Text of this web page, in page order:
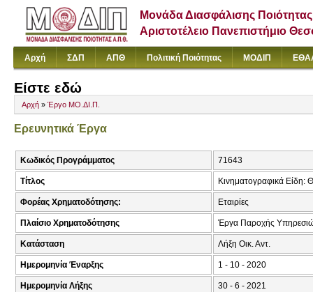
Μονάδα Διασφάλισης Ποιότητας
Αριστοτέλειο Πανεπιστήμιο
Αρχή ΣΔΠ ΑΠΘ Πολιτική Ποιότητας ΜΟΔΙΠ
Είστε εδώ
Αρχή » Έργο ΜΟ.ΔΙ.Π.
Ερευνητικά Έργα
Κωδικός Προγράμματος 71643
Τίτλος Κινηματογραφικά Είδη:
Φορέας Χρηματοδότησης: Εταιρίες
Πλαίσιο Χρηματοδότησης Έργα Παροχής
Κατάσταση Λήξη Οικ. Αντ.
Ημερομηνία Έναρξης 1 - 10 - 2020
Ημερομηνία Λήξης 30 - 6 - 2021